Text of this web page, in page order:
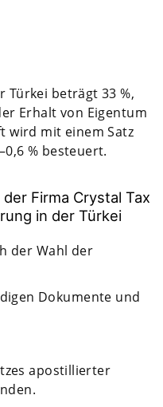
Türkei beträgt 33 %,
Erhalt von Eigentum
wird mit einem Satz
% besteuert.
Firma Crystal Tax
in der Türkei
der Wahl der
Dokumente und
apostillierter